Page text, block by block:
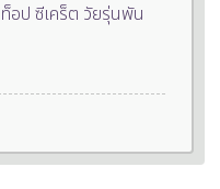
อป ซีเคร็ต วัยรุ่นพัน